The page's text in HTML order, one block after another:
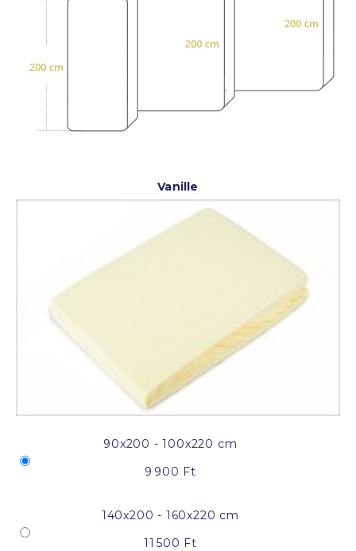
Vanille
90x200 - 100x220 cm
9 900 Ft
140x200 - 160x220 cm
11 500 Ft